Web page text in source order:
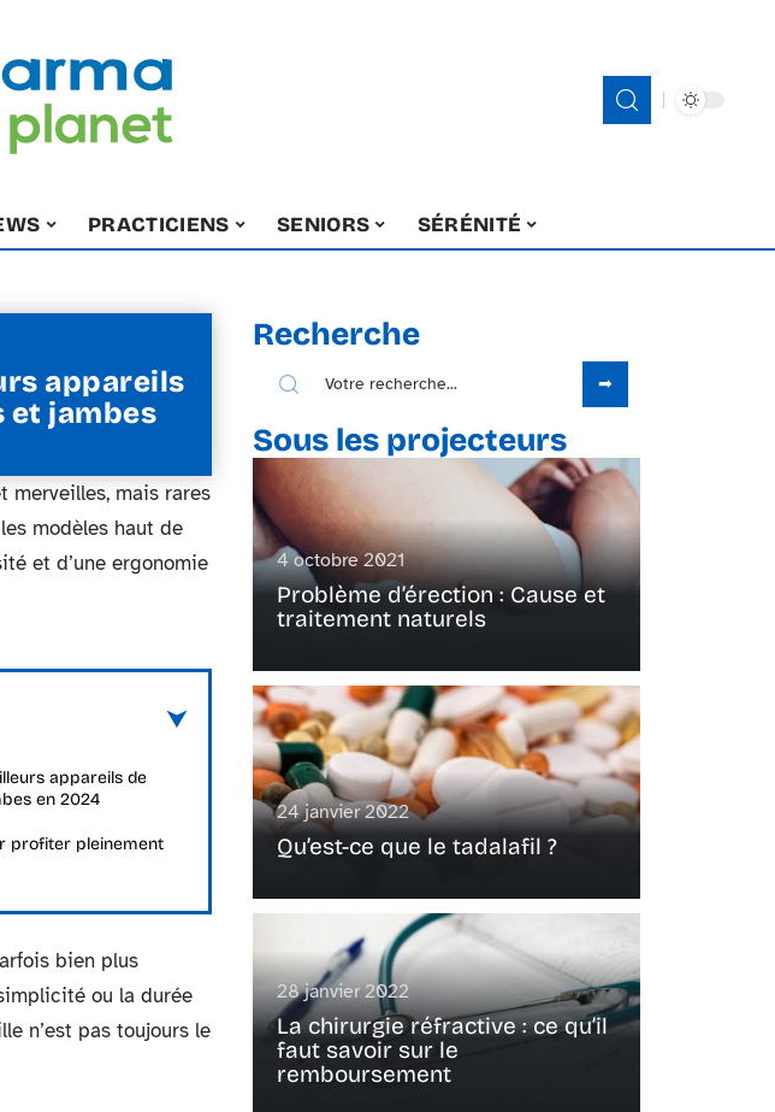
PRACTICIENS SENIORS SÉRÉNITÉ
appareils
et jambes
merveilles, mais rares
modèles haut de
et d’une ergonomie
appareils de
en 2024
profiter pleinement
bien plus
ou la durée
n’est pas toujours le
Recherche
Sous les projecteurs
4 octobre 2021
Problème d’érection : Cause et
traitement naturels
24 janvier 2022
Qu’est-ce que le tadalafil ?
28 janvier 2022
La chirurgie réfractive : ce qu’il
faut savoir sur le
remboursement